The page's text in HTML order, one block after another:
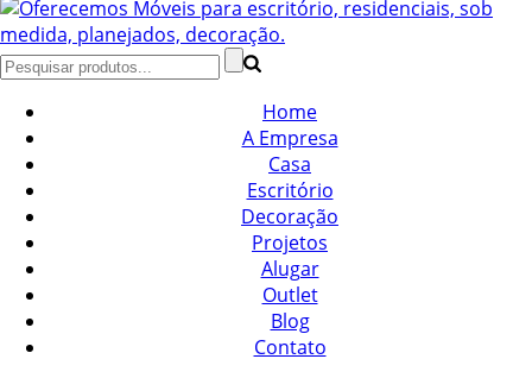
Home
A Empresa
Casa
Escritório
Decoração
Projetos
Alugar
Outlet
Blog
Contato